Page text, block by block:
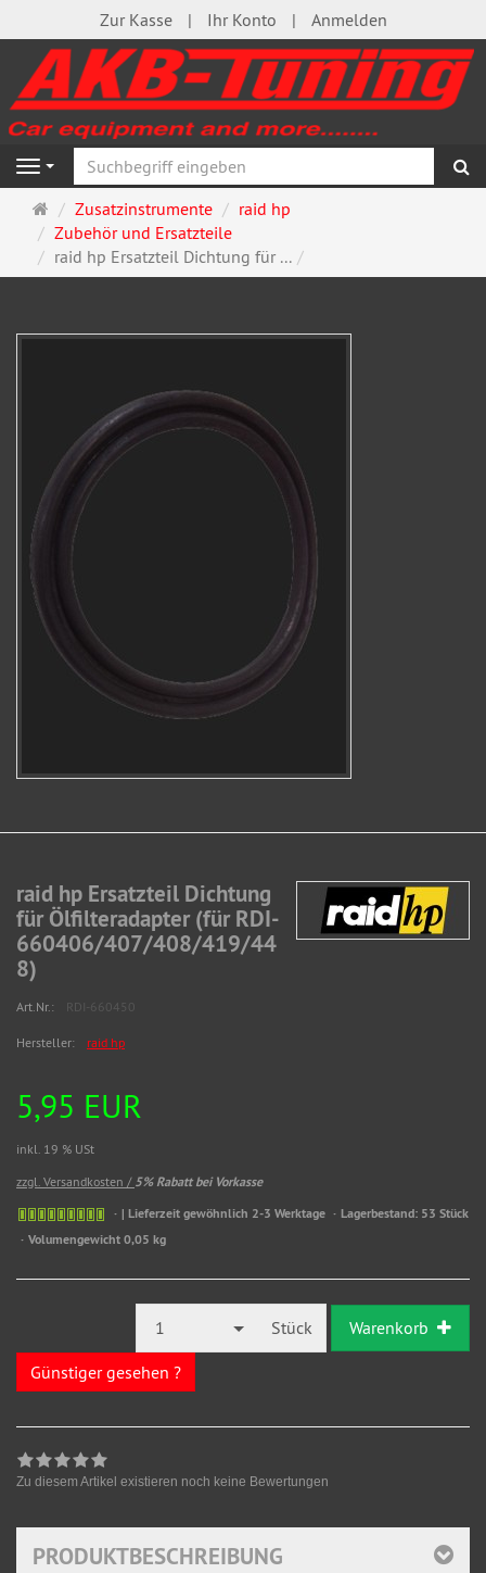
Zur Kasse Ihr Konto Anmelden
Navigation
Startseite
Zusatzinstrumente
raid hp
Zubehör und Ersatzteile
raid hp Ersatzteil Dichtung für ...
raid hp Ersatzteil Dichtung
für Ölfilteradapter (für RDI-
660406/407/408/419/44
8)
Art.Nr.: RDI-660450
Hersteller: raid hp
5,95 EUR
inkl. 19 % USt
zzgl. Versandkosten / 5% Rabatt bei Vorkasse
| Lieferzeit gewöhnlich 2-3 Werktage
Lagerbestand: 53 Stück
Volumengewicht 0,05 kg
1 Stück Warenkorb
Günstiger gesehen ?
Zu diesem Artikel existieren noch keine Bewertungen
PRODUKTBESCHREIBUNG